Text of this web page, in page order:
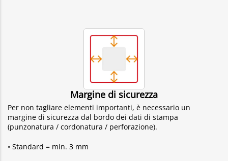
Margine di sicurezza
Per non tagliare elementi importanti, è necessario un
margine di sicurezza dal bordo dei dati di stampa
(punzonatura / cordonatura / perforazione).
• Standard = min. 3 mm